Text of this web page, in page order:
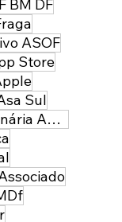
BM DF
ASOF
Store
Sul
Assembleia Geral Extraordinária ASOF PMDF